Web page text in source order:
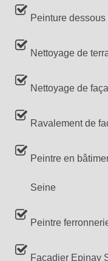
Peinture
Nettoyage de
Nettoyage de
Ravalement de
Peintre en
Seine
Peintre
Façadier Epinay